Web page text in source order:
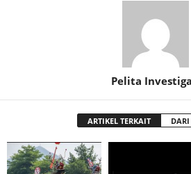
Pelita
ARTIKEL TERKAIT